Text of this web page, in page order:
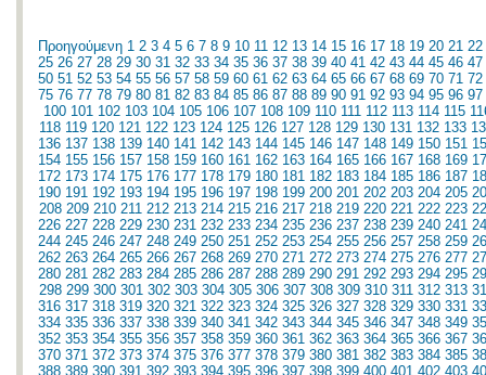
Προηγούμενη 1 2 3 4 5 6 7 8 9 10 11 12 13 14 15 16 17 18 19 20 21 22
25 26 27 28 29 30 31 32 33 34 35 36 37 38 39 40 41 42 43 44 45 46 47
50 51 52 53 54 55 56 57 58 59 60 61 62 63 64 65 66 67 68 69 70 71 72
75 76 77 78 79 80 81 82 83 84 85 86 87 88 89 90 91 92 93 94 95 96 97
100 101 102 103 104 105 106 107 108 109 110 111 112 113 114 115
118 119 120 121 122 123 124 125 126 127 128 129 130 131 132 133
136 137 138 139 140 141 142 143 144 145 146 147 148 149 150 151
154 155 156 157 158 159 160 161 162 163 164 165 166 167 168 169
172 173 174 175 176 177 178 179 180 181 182 183 184 185 186 187
190 191 192 193 194 195 196 197 198 199 200 201 202 203 204 205
208 209 210 211 212 213 214 215 216 217 218 219 220 221 222 223
226 227 228 229 230 231 232 233 234 235 236 237 238 239 240 241
244 245 246 247 248 249 250 251 252 253 254 255 256 257 258 259
262 263 264 265 266 267 268 269 270 271 272 273 274 275 276 277
280 281 282 283 284 285 286 287 288 289 290 291 292 293 294 295
298 299 300 301 302 303 304 305 306 307 308 309 310 311 312 313
316 317 318 319 320 321 322 323 324 325 326 327 328 329 330 331
334 335 336 337 338 339 340 341 342 343 344 345 346 347 348 349
352 353 354 355 356 357 358 359 360 361 362 363 364 365 366 367
370 371 372 373 374 375 376 377 378 379 380 381 382 383 384 385
388 389 390 391 392 393 394 395 396 397 398 399 400 401 402 403